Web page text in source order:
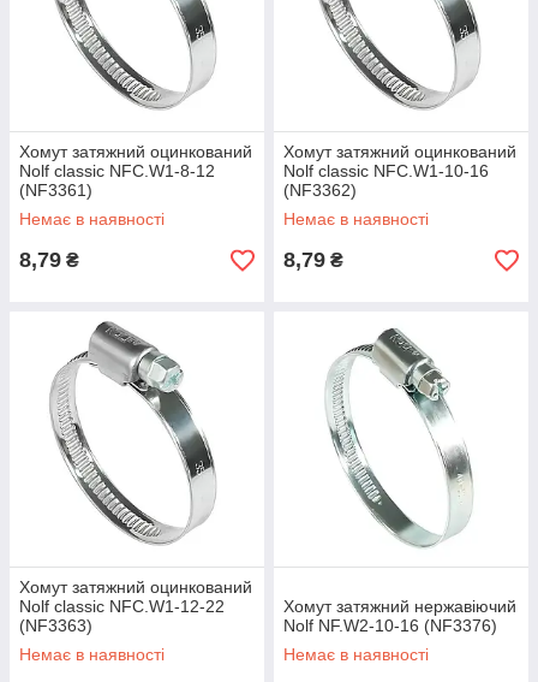
Хомут затяжний оцинкований
Nolf classic NFC.W1-8-12
(NF3361)
Немає в наявності
8,79 ₴
Хомут затяжний оцинкований
Nolf classic NFC.W1-10-16
(NF3362)
Немає в наявності
8,79 ₴
Хомут затяжний оцинкований
Nolf classic NFC.W1-12-22
(NF3363)
Немає в наявності
Хомут затяжний нержавіючий
Nolf NF.W2-10-16 (NF3376)
Немає в наявності